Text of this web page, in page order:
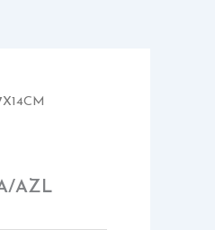
AZL